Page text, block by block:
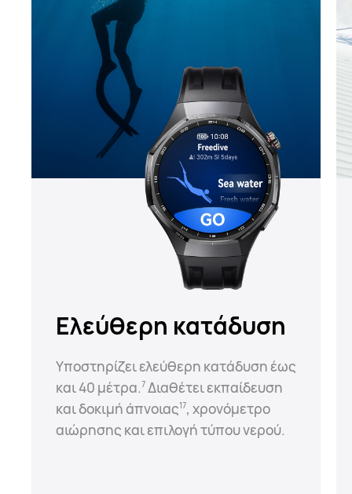
Ελεύθερη κατάδυση
Υποστηρίζει ελεύθερη κατάδυση έως
και 40 μέτρα.⁠7Διαθέτει εκπαίδευση
και δοκιμή άπνοιας⁠17, χρονόμετρο
αιώρησης και επιλογή τύπου νερού.